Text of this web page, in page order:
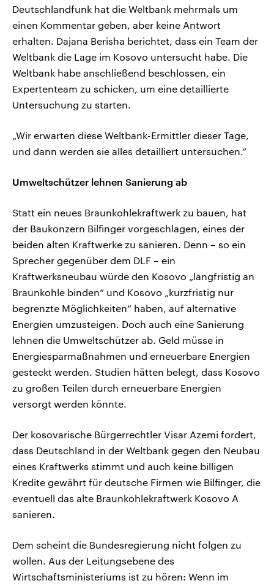
Deutschlandfunk hat die Weltbank mehrmals um
einen Kommentar geben, aber keine Antwort
erhalten. Dajana Berisha berichtet, dass ein Team der
Weltbank die Lage im Kosovo untersucht habe. Die
Weltbank habe anschließend beschlossen, ein
Expertenteam zu schicken, um eine detaillierte
Untersuchung zu starten.
„Wir erwarten diese Weltbank-Ermittler dieser Tage,
und dann werden sie alles detailliert untersuchen.“
Umweltschützer lehnen Sanierung ab
Statt ein neues Braunkohlekraftwerk zu bauen, hat
der Baukonzern Bilfinger vorgeschlagen, eines der
beiden alten Kraftwerke zu sanieren. Denn – so ein
Sprecher gegenüber dem DLF – ein
Kraftwerksneubau würde den Kosovo „langfristig an
Braunkohle binden“ und Kosovo „kurzfristig nur
begrenzte Möglichkeiten“ haben, auf alternative
Energien umzusteigen. Doch auch eine Sanierung
lehnen die Umweltschützer ab. Geld müsse in
Energiesparmaßnahmen und erneuerbare Energien
gesteckt werden. Studien hätten belegt, dass Kosovo
zu großen Teilen durch erneuerbare Energien
versorgt werden könnte.
Der kosovarische Bürgerrechtler Visar Azemi fordert,
dass Deutschland in der Weltbank gegen den Neubau
eines Kraftwerks stimmt und auch keine billigen
Kredite gewährt für deutsche Firmen wie Bilfinger, die
eventuell das alte Braunkohlekraftwerk Kosovo A
sanieren.
Dem scheint die Bundesregierung nicht folgen zu
wollen. Aus der Leitungsebene des
Wirtschaftsministeriums ist zu hören: Wenn im